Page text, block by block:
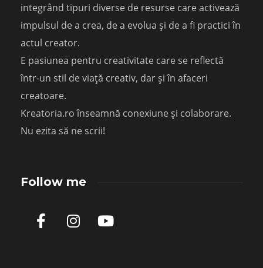
integrând tipuri diverse de resurse care activează
impulsul de a crea, de a evolua și de a fi practici în
actul creator.
E pasiunea pentru creativitate care se reflectă
într-un stil de viață creativ, dar și în afaceri
creatoare.
Kreatoria.ro înseamnă conexiune și colaborare.
Nu ezita să ne scrii!
Follow me